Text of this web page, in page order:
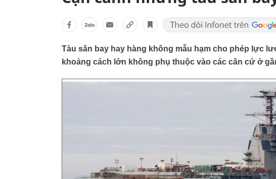
Tàu sân bay hay hàng không mẫu hạm cho phép lực
khoảng cách lớn không phụ thuộc vào các căn cứ ở